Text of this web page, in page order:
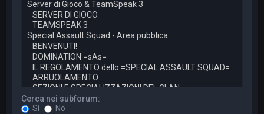
Cerca nei subforum:
Sì
No